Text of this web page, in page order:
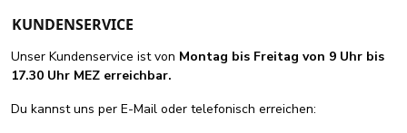
KUNDENSERVICE
Unser Kundenservice ist von Montag bis Freitag von 9 Uhr bis
17.30 Uhr MEZ erreichbar.
Du kannst uns per E-Mail oder telefonisch erreichen: